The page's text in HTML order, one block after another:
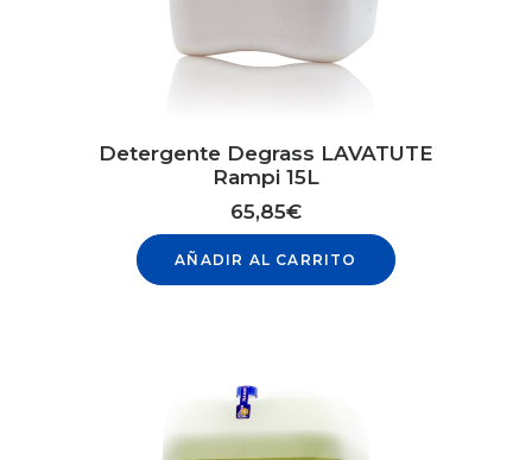
Detergente Degrass LAVATUTE
Rampi 15L
65,85€
AÑADIR AL CARRITO